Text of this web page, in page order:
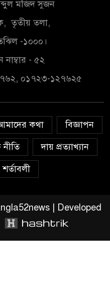
মজিদ সুজন
তৃতীয় তলা,
-১০০০।
নাম্বার - ৫২
০১৭২৩-১২৭৬২৫
কথা
বিজ্ঞাপন
দায় প্রত্যাখ্যান
| Developed